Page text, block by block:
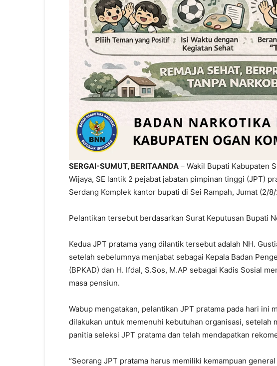
SERGAI-SUMUT, BERITAANDA – Wakil Bupati Kabupaten
Wijaya, SE lantik 2 pejabat jabatan pimpinan tinggi (JPT)
Serdang Komplek kantor bupati di Sei Rampah, Jumat (2/8/
Pelantikan tersebut berdasarkan Surat Keputusan Bupati
Kedua JPT pratama yang dilantik tersebut adalah NH.
setelah sebelumnya menjabat sebagai Kepala Badan
(BPKAD) dan H. Ifdal, S.Sos, M.AP sebagai Kadis Sosial
masa pensiun.
Wabup mengatakan, pelantikan JPT pratama pada hari ini
dilakukan untuk memenuhi kebutuhan organisasi, setelah
panitia seleksi JPT pratama dan telah mendapatkan
“Seorang JPT pratama harus memiliki kemampuan